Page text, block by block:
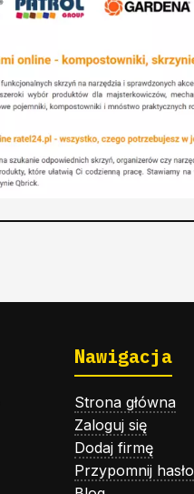
Nawigacja
Strona główna
Zaloguj się
Dodaj firmę
Przypomnij hasło